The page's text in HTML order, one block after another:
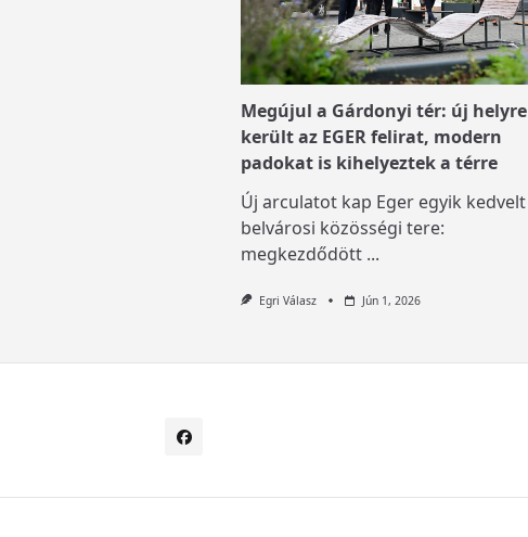
Megújul a Gárdonyi tér: új helyre
került az EGER felirat, modern
padokat is kihelyeztek a térre
Új arculatot kap Eger egyik kedvelt
belvárosi közösségi tere:
megkezdődött ...
Egri Válasz Jún 1, 2026